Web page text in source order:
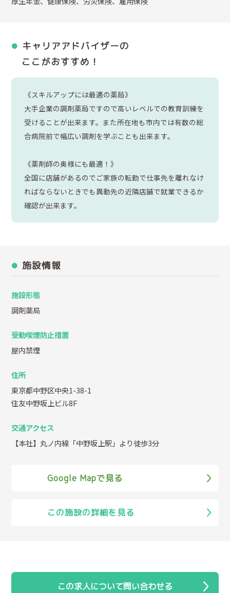
キャリアアドバイザーの
ここがおすすめ！
《スキルアップには最適の薬局》
大手企業の調剤薬局ですので高いレベルでの教育訓練を
受けることが出来ます。また所在地も市内では有数の総
合病院前で幅広い調剤を学ぶことも出来ます。
《薬剤師の奥様にも最適！》
全国に店舗があるのでご家族の転勤で仕事先を離れなけ
ればならないときでも異動先の近隣店舗で就業できるか
確認が出来ます。
施設情報
施設形態
調剤薬局
受動喫煙防止措置
屋内禁煙
住所
東京都中野区中央1-38-1
住友中野坂上ビル8F
交通アクセス
【本社】丸ノ内線「中野坂上駅」より徒歩3分
Google Mapで見る
この施設の詳細を見る
この求人について問い合わせる